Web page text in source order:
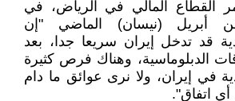
القطاع المالي في الرياض، في
أبريل (نيسان) الماضي "إن
قد تدخل إيران سريعا جدا، بعد
الدبلوماسية، وهناك فرص كثيرة
في إيران، ولا نرى عوائق ما دام
اتفاق".